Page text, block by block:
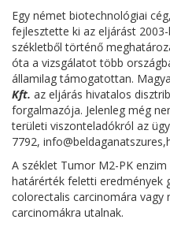
Egy német biotechnológiai
fejlesztette ki az eljárást
székletből történő
óta a vizsgálatot több
államilag támogatottan.
Kft. az eljárás hivatalos
forgalmazója. Jelenleg még
területi viszonteladókról az
7792,
A széklet Tumor M2-PK
határérték feletti eredmények
colorectalis carcinomára vagy
carcinomákra utalnak.